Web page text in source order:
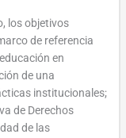
los objetivos
de referencia
en
de una
institucionales;
de Derechos
de las